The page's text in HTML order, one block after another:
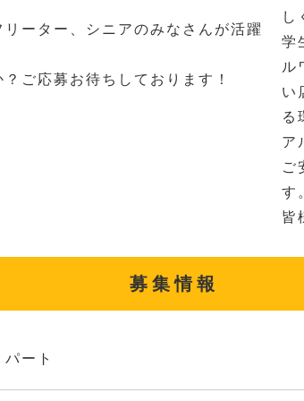
ーター、シニアのみなさんが活躍
ご応募お待ちしております！
し
学
ル
い
る
ア
ご
す
皆
募集情報
ート